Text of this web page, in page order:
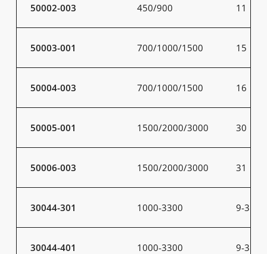
50002-003 450/900 11
50003-001 700/1000/1500 15
50004-003 700/1000/1500 16
50005-001 1500/2000/3000 30
50006-003 1500/2000/3000 31
30044-301 1000-3300 9-31
30044-401 1000-3300 9-31